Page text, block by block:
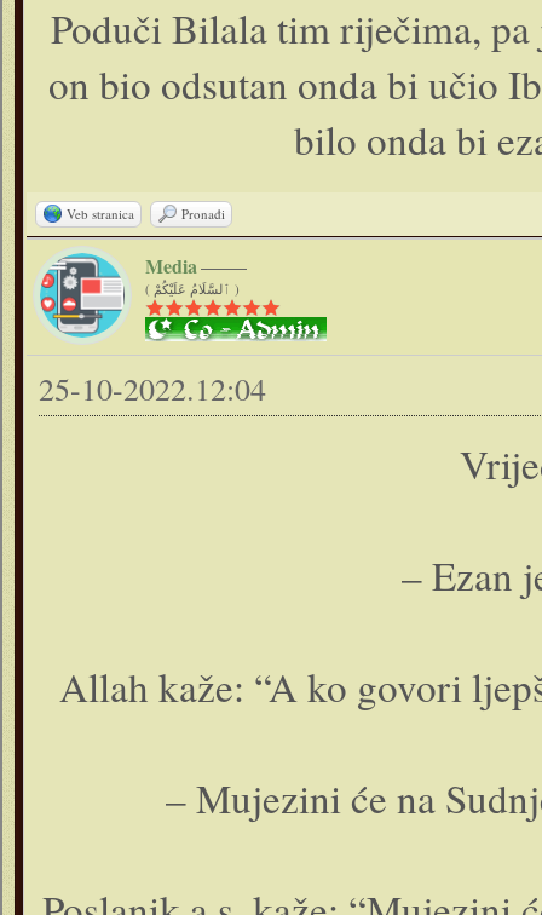
Poduči Bilala tim riječima,
on bio odsutan onda bi učio
bilo onda bi
Veb stranica Pronađi
Media
( ٱلسَّلَامُ عَلَيْكُمْ )
25-10-2022.12:04
– Ezan
Allah kaže: “A ko govori
– Mujezini će na